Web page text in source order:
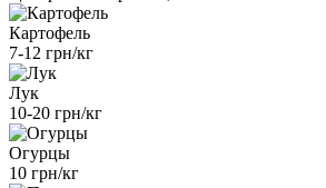
Картофель
7-12 грн/кг
Лук
10-20 грн/кг
Огурцы
10 грн/кг